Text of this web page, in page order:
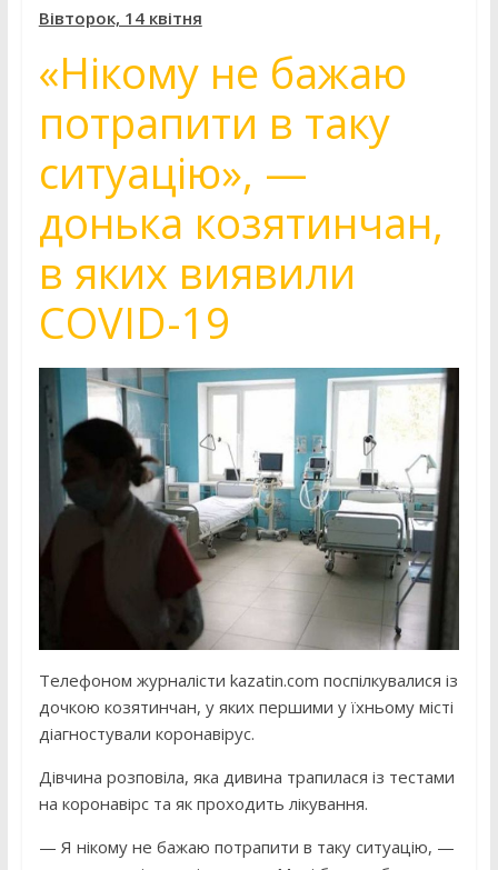
Вівторок, 14 квітня
«Нікому не бажаю
потрапити в таку
ситуацію», —
донька козятинчан,
в яких виявили
COVID-19
Телефоном журналісти kazatin.com поспілкувалися із
дочкою козятинчан, у яких першими у їхньому місті
діагностували коронавірус.
Дівчина розповіла, яка дивина трапилася із тестами
на коронавірс та як проходить лікування.
— Я нікому не бажаю потрапити в таку ситуацію, —